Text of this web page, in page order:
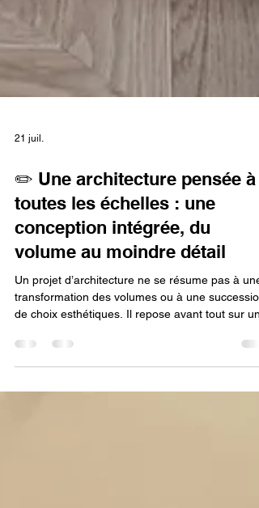
21 juil.
✏️ Une architecture pensée à
toutes les échelles : une
conception intégrée, du
volume au moindre détail
Un projet d’architecture ne se résume pas à une
de choix esthétiques. Il repose avant tout sur
vision globale, capable de relier l’espace, les